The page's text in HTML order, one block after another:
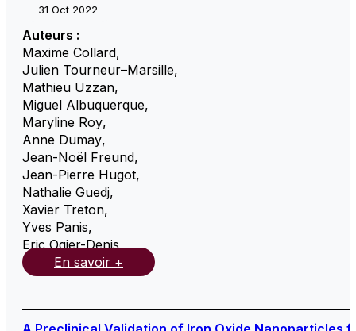
31 Oct 2022
Auteurs :
Maxime Collard,
Julien Tourneur–Marsille,
Mathieu Uzzan,
Miguel Albuquerque,
Maryline Roy,
Anne Dumay,
Jean-Noël Freund,
Jean-Pierre Hugot,
Nathalie Guedj,
Xavier Treton,
Yves Panis,
Eric Ogier-Denis,
En savoir +